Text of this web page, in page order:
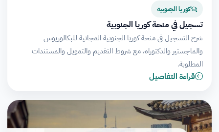
كوريا الجنوبية
تسجيل في منحة كوريا الجنوبية
شرح التسجيل في منحة كوريا الجنوبية المجانية للبكالوريوس
والماجستير والدكتوراه، مع شروط التقديم والتمويل والمستندات
المطلوبة.
قراءة التفاصيل